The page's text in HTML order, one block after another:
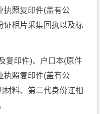
执照复印件(盖有公
证相片采集回执以及标
复印件)、户口本(原件
执照复印件(盖有公
材料、第二代身份证相